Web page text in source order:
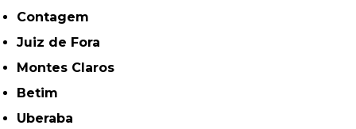
Contagem
Juiz de Fora
Montes Claros
Betim
Uberaba